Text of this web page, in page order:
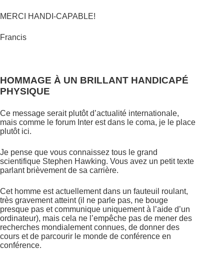
MERCI HANDI-CAPABLE!
Francis
HOMMAGE À UN BRILLANT HANDICAPÉ
PHYSIQUE
Ce message serait plutôt d’actualité internationale,
mais comme le forum Inter est dans le coma, je le place
plutôt ici.
Je pense que vous connaissez tous le grand
scientifique Stephen Hawking. Vous avez un petit texte
parlant brièvement de sa carrière.
Cet homme est actuellement dans un fauteuil roulant,
très gravement atteint (il ne parle pas, ne bouge
presque pas et communique uniquement à l’aide d’un
ordinateur), mais cela ne l’empêche pas de mener des
recherches mondialement connues, de donner des
cours et de parcourir le monde de conférence en
conférence.